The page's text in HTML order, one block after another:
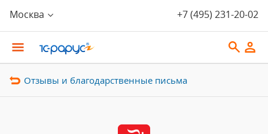
Москва +7 (495) 231-20-02
Отзывы и благодарственные письма